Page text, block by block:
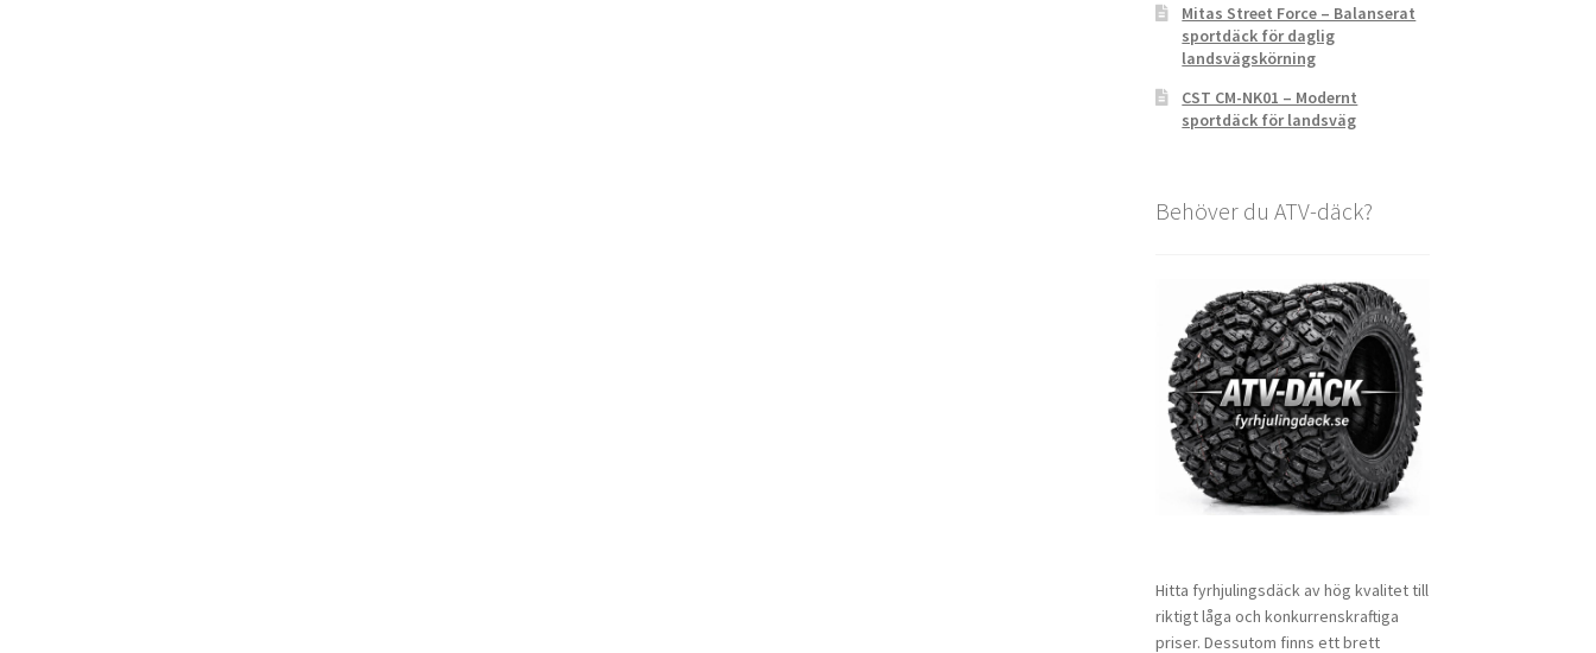
Mitas Street Force – Balanserat
sportdäck för daglig
landsvägskörning
CST CM-NK01 – Modernt
sportdäck för landsväg
Behöver du ATV-däck?
Hitta fyrhjulingsdäck av hög kvalitet till
riktigt låga och konkurrenskraftiga
priser. Dessutom finns ett brett